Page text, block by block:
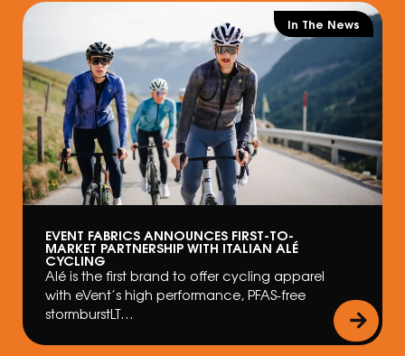
In The News
EVENT FABRICS ANNOUNCES FIRST-TO-
MARKET PARTNERSHIP WITH ITALIAN ALÉ
CYCLING
Alé is the first brand to offer cycling apparel
with eVent’s high performance, PFAS-free
stormburstLT…